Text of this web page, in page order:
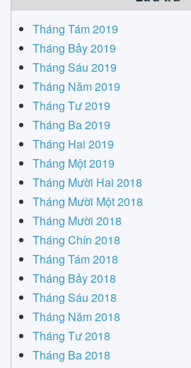
Tháng Tám 2019
Tháng Bảy 2019
Tháng Sáu 2019
Tháng Năm 2019
Tháng Tư 2019
Tháng Ba 2019
Tháng Hai 2019
Tháng Một 2019
Tháng Mười Hai 2018
Tháng Mười Một 2018
Tháng Mười 2018
Tháng Chín 2018
Tháng Tám 2018
Tháng Bảy 2018
Tháng Sáu 2018
Tháng Năm 2018
Tháng Tư 2018
Tháng Ba 2018